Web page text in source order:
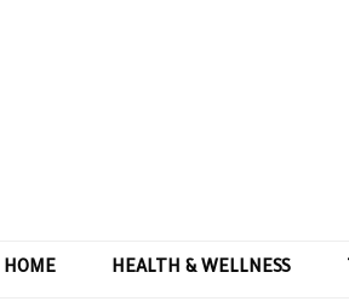
HOME HEALTH & WELLNESS